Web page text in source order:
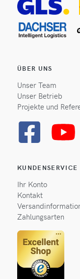
ÜBER UNS
Unser Team
Unser Betrieb
Projekte und
KUNDENSERVICE
Ihr Konto
Kontakt
Zahlungsarten